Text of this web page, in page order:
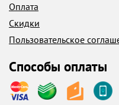
Оплата
Скидки
Пользовательское
Способы оплаты